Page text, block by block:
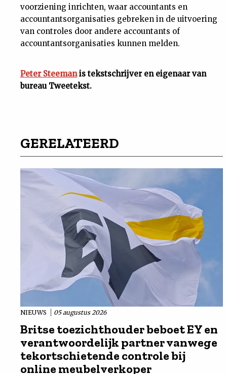
voorziening inrichten, waar accountants en
accountantsorganisaties gebreken in de uitvoering
van controles door andere accountants of
accountantsorganisaties kunnen melden.
Peter Steemanis tekstschrijver en eigenaar van
bureau Tweetekst.
GERELATEERD
NIEUWS 05 augustus 2026
Britse toezichthouder beboet EY en
verantwoordelijk partner vanwege
tekortschietende controle bij
online meubelverkoper